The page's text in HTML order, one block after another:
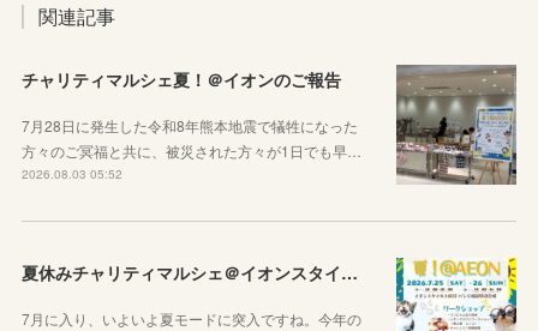
関連記事
チャリティマルシェ夏！＠イオンのご報告
7月28日に発生した令和8年熊本地震で犠牲になった
方々のご冥福と共に、被災された方々が1日でも早…
2026.08.03 05:52
夏休みチャリティマルシェ＠イオンスタイル上田のご案内
7月に入り、いよいよ夏モードに突入ですね。今年の